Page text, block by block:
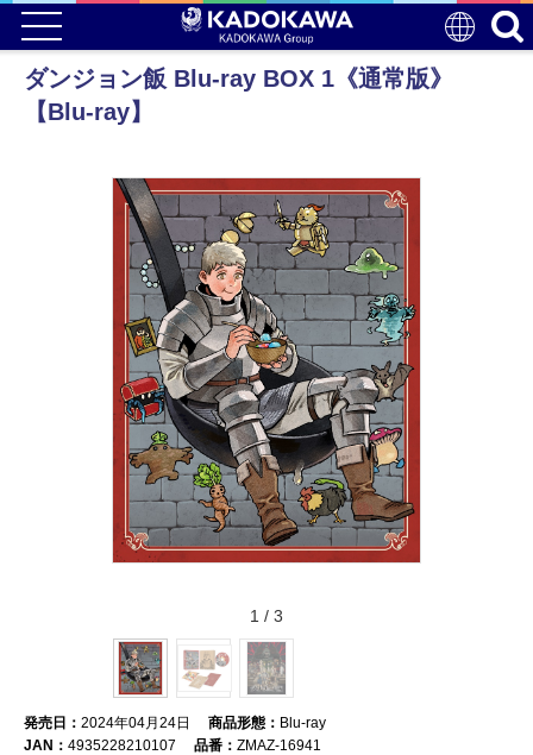
ダンジョン飯 Blu-ray BOX 1《通常版》
【Blu-ray】
1 / 3
発売日： 2024年04月24日 商品形態： Blu-ray
JAN： 4935228210107 品番： ZMAZ-16941